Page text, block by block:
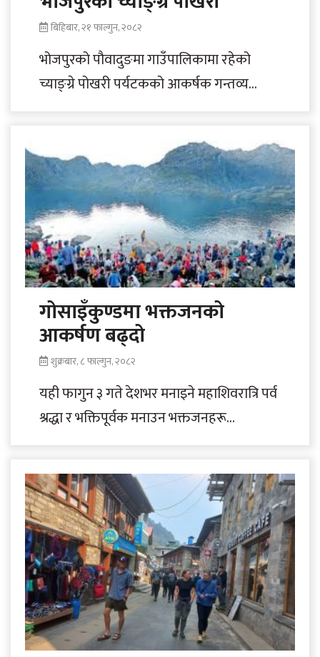
बिहिबार, २१ फाल्गुन, २०८२
भोजपुरको पौवादुङमा गाउँपालिकामा रहेको
च्याङ्ग्रे पोखरी पर्यटकको आकर्षक गन्तव्य
गोसाइँकुण्डमा भक्तजनको
आकर्षण बढ्दो
शुक्रबार, ८ फाल्गुन, २०८२
यही फागुन ३ गते देशभर मनाइने महाशिवरात्रि पर्व
श्रद्धा र भक्तिपूर्वक मनाउन भक्तजनहरू